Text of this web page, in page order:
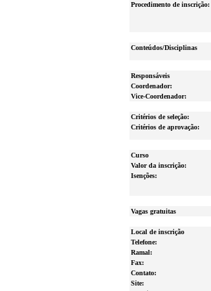
Procedimento de inscrição:
Conteúdos/Disciplinas
Responsáveis
Coordenador:
Vice-Coordenador:
Critérios de seleção:
Critérios de aprovação:
Curso
Valor da inscrição:
Isenções:
Vagas gratuitas
Local de inscrição
Telefone:
Ramal:
Fax:
Contato:
Site: